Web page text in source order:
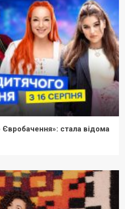
стала відома